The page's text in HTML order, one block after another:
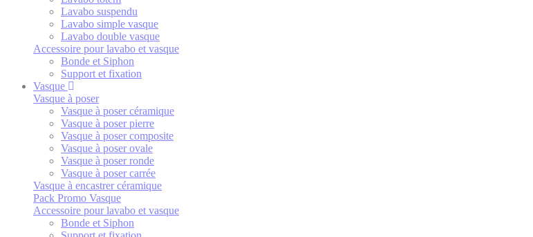
Lavabo suspendu
Lavabo simple vasque
Lavabo double vasque
Accessoire pour lavabo et vasque
Bonde et Siphon
Support et fixation
Vasque
Vasque à poser
Vasque à poser céramique
Vasque à poser pierre
Vasque à poser composite
Vasque à poser ovale
Vasque à poser ronde
Vasque à poser carrée
Vasque à encastrer céramique
Pack Promo Vasque
Accessoire pour lavabo et vasque
Bonde et Siphon